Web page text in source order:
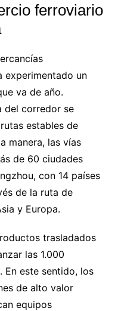
ferroviario
experimentado un
va de año.
del corredor se
estables de
manera, las vías
de 60 ciudades
con 14 países
de la ruta de
y Europa.
trasladados
las 1.000
En este sentido, los
de alto valor
equipos